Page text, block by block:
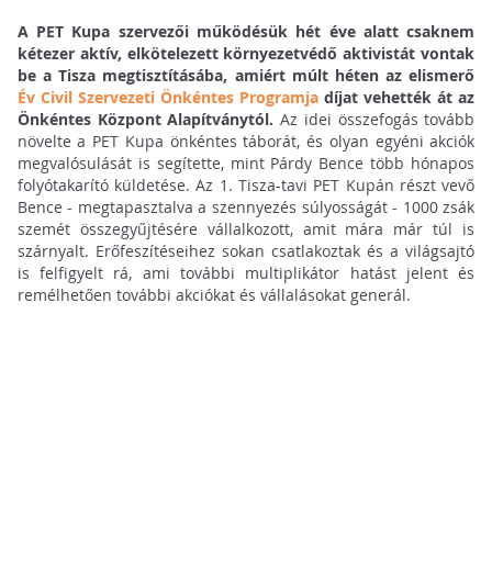
A PET Kupa szervezői működésük hét éve alatt csaknem
kétezer aktív, elkötelezett környezetvédő aktivistát vontak
be a Tisza megtisztításába, amiért múlt héten az elismerő
Év Civil Szervezeti Önkéntes Programja díjat vehették át az
Önkéntes Központ Alapítványtól. Az idei összefogás tovább
növelte a PET Kupa önkéntes táborát, és olyan egyéni akciók
megvalósulását is segítette, mint Párdy Bence több hónapos
folyótakarító küldetése. Az 1. Tisza-tavi PET Kupán részt vevő
Bence - megtapasztalva a szennyezés súlyosságát - 1000 zsák
szemét összegyűjtésére vállalkozott, amit mára már túl is
szárnyalt. Erőfeszítéseihez sokan csatlakoztak és a világsajtó
is felfigyelt rá, ami további multiplikátor hatást jelent és
remélhetően további akciókat és vállalásokat generál.